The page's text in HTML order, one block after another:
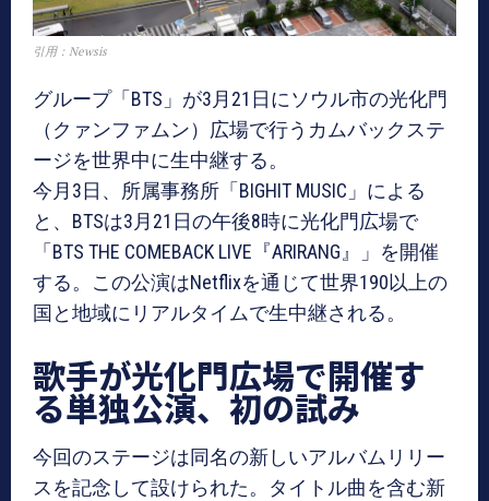
引用：Newsis
グループ「BTS」が3月21日にソウル市の光化門
（クァンファムン）広場で行うカムバックステ
ージを世界中に生中継する。
今月3日、所属事務所「BIGHIT MUSIC」による
と、BTSは3月21日の午後8時に光化門広場で
「BTS THE COMEBACK LIVE『ARIRANG』」を開催
する。この公演はNetflixを通じて世界190以上の
国と地域にリアルタイムで生中継される。
歌手が光化門広場で開催す
る単独公演、初の試み
今回のステージは同名の新しいアルバムリリー
スを記念して設けられた。タイトル曲を含む新